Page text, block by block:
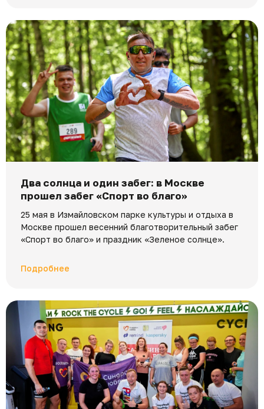
Два солнца и один забег: в Москве
прошел забег «Спорт во благо»
25 мая в Измайловском парке культуры и отдыха в
Москве прошел весенний благотворительный забег
«Спорт во благо» и праздник «Зеленое солнце».
Подробнее